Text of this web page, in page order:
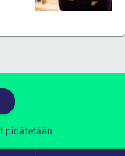
pidätetään.